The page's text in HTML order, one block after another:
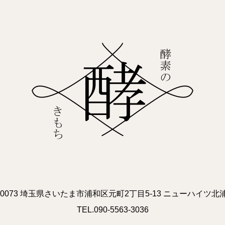
埼玉県さいたま市浦和区元町2丁目5-13 ニューハイツ北
TEL.090-5563-3036